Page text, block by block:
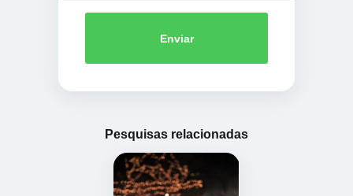
Enviar
Pesquisas relacionadas